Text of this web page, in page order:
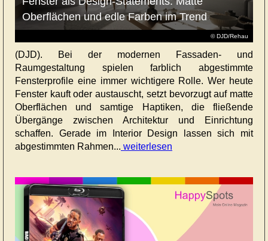
© DJD/Rehau
Oberflächen und edle Farben im Trend
(DJD). Bei der modernen Fassaden- und
Raumgestaltung spielen farblich abgestimmte
Fensterprofile eine immer wichtigere Rolle. Wer heute
Fenster kauft oder austauscht, setzt bevorzugt auf matte
Oberflächen und samtige Haptiken, die fließende
Übergänge zwischen Architektur und Einrichtung
schaffen. Gerade im Interior Design lassen sich mit
abgestimmten Rahmen... weiterlesen